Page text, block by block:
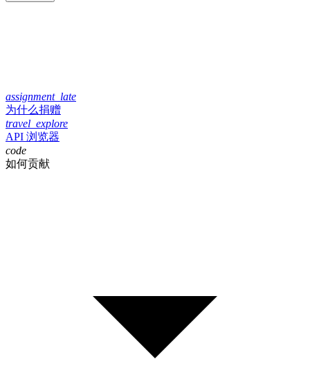
assignment_late
为什么捐赠
travel_explore
API 浏览器
code
如何贡献